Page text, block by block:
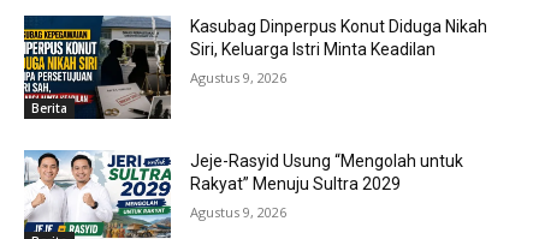
Berita
Kasubag Dinperpus Konut Diduga Nikah
Siri, Keluarga Istri Minta Keadilan
Agustus 9, 2026
Jeje-Rasyid Usung “Mengolah untuk
Rakyat” Menuju Sultra 2029
Agustus 9, 2026